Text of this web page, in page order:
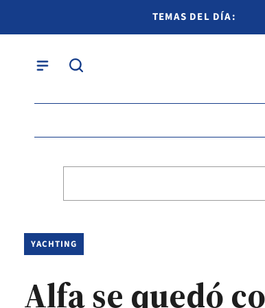
TEMAS DEL DÍA:
YACHTING
Alfa se quedó